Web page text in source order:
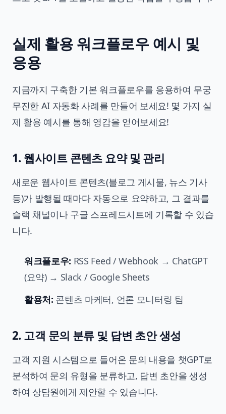
실제 활용 워크플로우 예시 및
응용
지금까지 구축한 기본 워크플로우를 응용하여 무궁
무진한 AI 자동화 사례를 만들어 보세요! 몇 가지 실
제 활용 예시를 통해 영감을 얻어보세요!
1. 웹사이트 콘텐츠 요약 및 관리
새로운 웹사이트 콘텐츠(블로그 게시물, 뉴스 기사
등)가 발행될 때마다 자동으로 요약하고, 그 결과를
슬랙 채널이나 구글 스프레드시트에 기록할 수 있습
니다.
워크플로우: RSS Feed / Webhook → ChatGPT
(요약) → Slack / Google Sheets
활용처: 콘텐츠 마케터, 언론 모니터링 팀
2. 고객 문의 분류 및 답변 초안 생성
고객 지원 시스템으로 들어온 문의 내용을 챗GPT로
분석하여 문의 유형을 분류하고, 답변 초안을 생성
하여 상담원에게 제안할 수 있습니다.